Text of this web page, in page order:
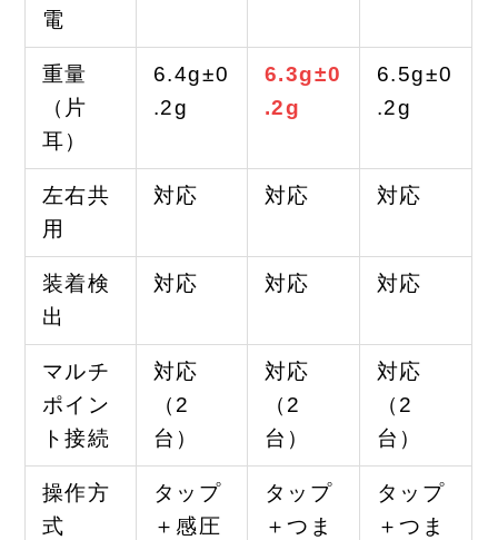
電
重量
（片
耳）
6.4g±0
.2g
6.3g±0
.2g
6.5g±0
.2g
左右共
用
対応 対応 対応
装着検
出
対応 対応 対応
マルチ
ポイン
ト接続
対応
（2
台）
対応
（2
台）
対応
（2
台）
操作方
式
タップ
＋感圧
タップ
＋つま
タップ
＋つま